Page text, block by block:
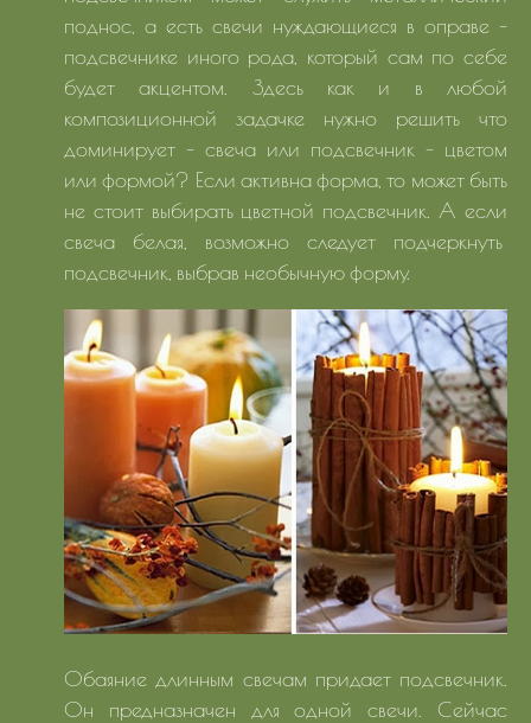
поднос, а есть свечи нуждающиеся в оправе -
подсвечнике иного рода, который сам по себе
будет акцентом. Здесь как и в любой
композиционной задачке нужно решить что
доминирует - свеча или подсвечник - цветом
или формой? Если активна форма, то может быть
не стоит выбирать цветной подсвечник. А если
свеча белая, возможно следует подчеркнуть
подсвечник, выбрав необычную форму.
Обаяние длинным свечам придает подсвечник.
Он предназначен для одной свечи. Сейчас